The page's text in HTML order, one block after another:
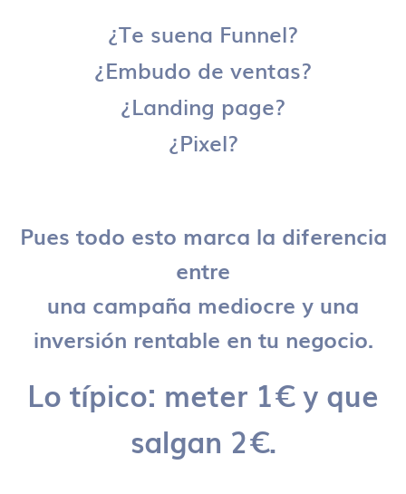
¿Te suena Funnel?
¿Embudo de ventas?
¿Landing page?
¿Pixel?
Pues todo esto marca la diferencia
entre
una campaña mediocre y una
inversión rentable en tu negocio.
Lo típico: meter 1€ y que
salgan 2€.